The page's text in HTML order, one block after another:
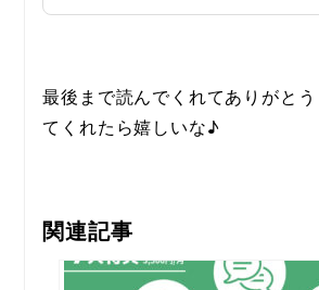
最後まで読んでくれてありがと
てくれたら嬉しいな♪
関連記事